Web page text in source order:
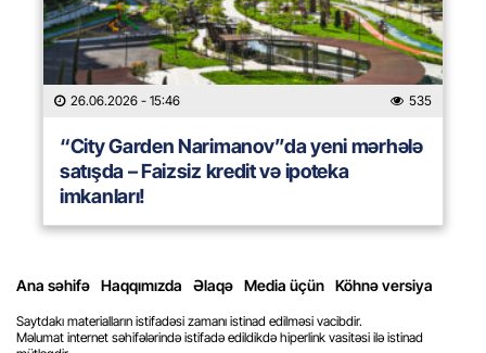
26.06.2026 - 15:46 535
“City Garden Narimanov”da yeni mərhələ
satışda – Faizsiz kredit və ipoteka
imkanları!
Ana səhifə Haqqımızda Əlaqə Media üçün Köhnə versiya
Saytdakı materialların istifadəsi zamanı istinad edilməsi vacibdir.
Məlumat internet səhifələrində istifadə edildikdə hiperlink vasitəsi ilə istinad